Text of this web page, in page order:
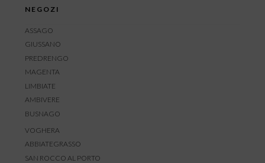
NEGOZI
ASSAGO
GIUSSANO
PREDRENGO
MAGENTA
LIMBIATE
AMBIVERE
BUSNAGO
VOGHERA
ABBIATEGRASSO
SAN ROCCO AL PORTO